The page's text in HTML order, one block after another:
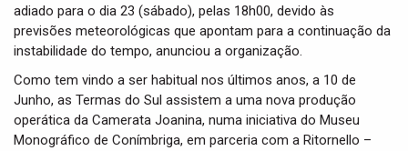
adiado para o dia 23 (sábado), pelas 18h00, devido às
previsões meteorológicas que apontam para a continuação da
instabilidade do tempo, anunciou a organização.
Como tem vindo a ser habitual nos últimos anos, a 10 de
Junho, as Termas do Sul assistem a uma nova produção
operática da Camerata Joanina, numa iniciativa do Museu
Monográfico de Conímbriga, em parceria com a Ritornello –